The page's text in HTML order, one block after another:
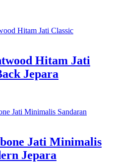
Hitam Jati
Jepara
Jati Minimalis
Jepara